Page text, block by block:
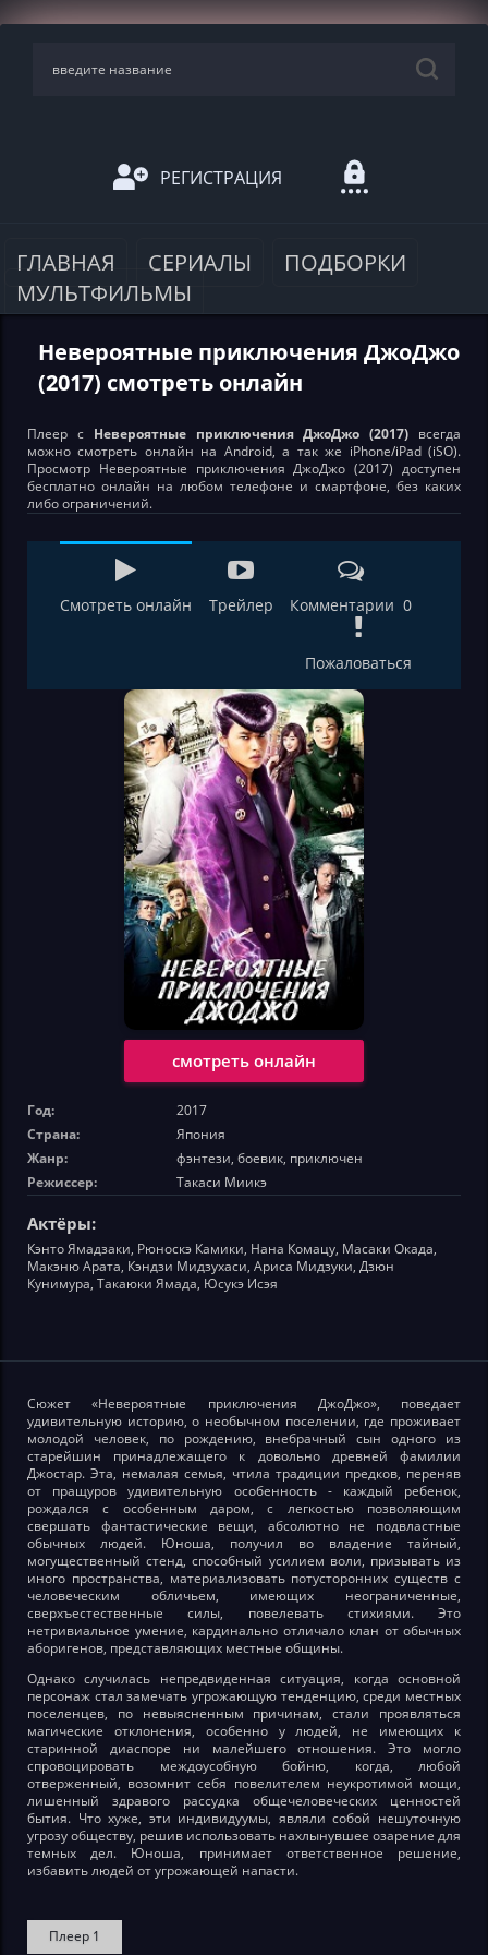
РЕГИСТРАЦИЯ
ГЛАВНАЯ СЕРИАЛЫ
ПОДБОРКИ
МУЛЬТФИЛЬМЫ
Невероятные приключения ДжоДжо
(2017) смотреть онлайн
Плеер с Невероятные приключения ДжоДжо (2017) всегда
можно смотреть онлайн на Android, а так же iPhone/iPad (iSO).
Просмотр Невероятные приключения ДжоДжо (2017) доступен
бесплатно онлайн на любом телефоне и смартфоне, без каких
либо ограничений.
Смотреть онлайн Трейлер Комментарии 0
Пожаловаться
смотреть онлайн
Год:
2017
Страна:
Япония
Жанр:
фэнтези, боевик, приключен
Режиссер:
Такаси Миикэ
Актёры:
Кэнто Ямадзаки, Рюноскэ Камики, Нана Комацу, Масаки Окада,
Макэню Арата, Кэндзи Мидзухаси, Ариса Мидзуки, Дзюн
Кунимура, Такаюки Ямада, Юсукэ Исэя
Сюжет «Невероятные приключения ДжоДжо», поведает
удивительную историю, о необычном поселении, где проживает
молодой человек, по рождению, внебрачный сын одного из
старейшин принадлежащего к довольно древней фамилии
Джостар. Эта, немалая семья, чтила традиции предков, переняв
от пращуров удивительную особенность - каждый ребенок,
рождался с особенным даром, с легкостью позволяющим
свершать фантастические вещи, абсолютно не подвластные
обычных людей. Юноша, получил во владение тайный,
могущественный стенд, способный усилием воли, призывать из
иного пространства, материализовать потусторонних существ с
человеческим обличьем, имеющих неограниченные,
сверхъестественные силы, повелевать стихиями. Это
нетривиальное умение, кардинально отличало клан от обычных
аборигенов, представляющих местные общины.
Однако случилась непредвиденная ситуация, когда основной
персонаж стал замечать угрожающую тенденцию, среди местных
поселенцев, по невыясненным причинам, стали проявляться
магические отклонения, особенно у людей, не имеющих к
старинной диаспоре ни малейшего отношения. Это могло
спровоцировать междоусобную бойню, когда, любой
отверженный, возомнит себя повелителем неукротимой мощи,
лишенный здравого рассудка общечеловеческих ценностей
бытия. Что хуже, эти индивидуумы, являли собой нешуточную
угрозу обществу, решив использовать нахлынувшее озарение для
темных дел. Юноша, принимает ответственное решение,
избавить людей от угрожающей напасти.
Плеер 1